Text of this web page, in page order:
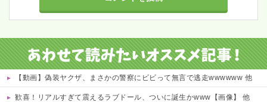
【動画】偽装ヤクザ、まさかの警察にビビって無言で逃走wwwwww 他
歓喜！リアルすぎて震えるラブドール、ついに誕生かwww【画像】 他